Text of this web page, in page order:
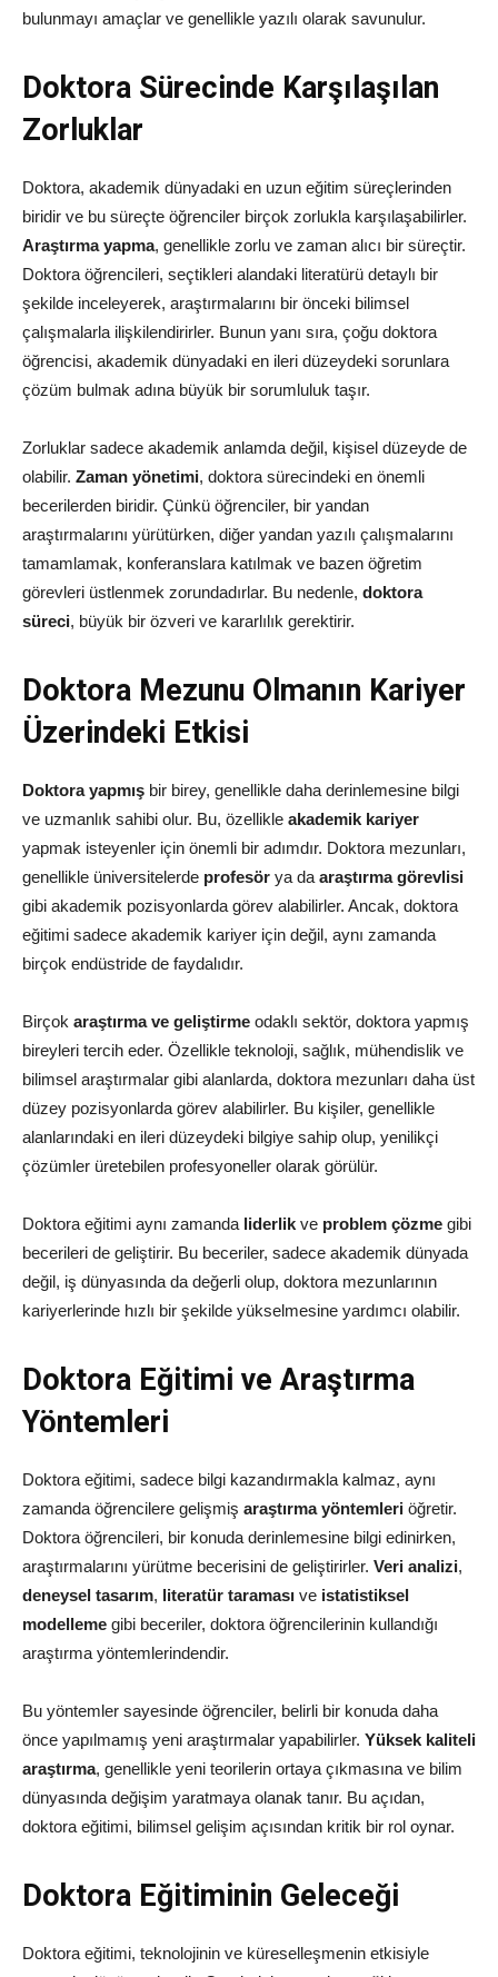
bulunmayı amaçlar ve genellikle yazılı olarak savunulur.
Doktora Sürecinde Karşılaşılan
Zorluklar
Doktora, akademik dünyadaki en uzun eğitim süreçlerinden
biridir ve bu süreçte öğrenciler birçok zorlukla karşılaşabilirler.
Araştırma yapma, genellikle zorlu ve zaman alıcı bir süreçtir.
Doktora öğrencileri, seçtikleri alandaki literatürü detaylı bir
şekilde inceleyerek, araştırmalarını bir önceki bilimsel
çalışmalarla ilişkilendirirler. Bunun yanı sıra, çoğu doktora
öğrencisi, akademik dünyadaki en ileri düzeydeki sorunlara
çözüm bulmak adına büyük bir sorumluluk taşır.
Zorluklar sadece akademik anlamda değil, kişisel düzeyde de
olabilir. Zaman yönetimi, doktora sürecindeki en önemli
becerilerden biridir. Çünkü öğrenciler, bir yandan
araştırmalarını yürütürken, diğer yandan yazılı çalışmalarını
tamamlamak, konferanslara katılmak ve bazen öğretim
görevleri üstlenmek zorundadırlar. Bu nedenle, doktora
süreci, büyük bir özveri ve kararlılık gerektirir.
Doktora Mezunu Olmanın Kariyer
Üzerindeki Etkisi
Doktora yapmış bir birey, genellikle daha derinlemesine bilgi
ve uzmanlık sahibi olur. Bu, özellikle akademik kariyer
yapmak isteyenler için önemli bir adımdır. Doktora mezunları,
genellikle üniversitelerde profesör ya da araştırma görevlisi
gibi akademik pozisyonlarda görev alabilirler. Ancak, doktora
eğitimi sadece akademik kariyer için değil, aynı zamanda
birçok endüstride de faydalıdır.
Birçok araştırma ve geliştirme odaklı sektör, doktora yapmış
bireyleri tercih eder. Özellikle teknoloji, sağlık, mühendislik ve
bilimsel araştırmalar gibi alanlarda, doktora mezunları daha üst
düzey pozisyonlarda görev alabilirler. Bu kişiler, genellikle
alanlarındaki en ileri düzeydeki bilgiye sahip olup, yenilikçi
çözümler üretebilen profesyoneller olarak görülür.
Doktora eğitimi aynı zamanda liderlik ve problem çözme gibi
becerileri de geliştirir. Bu beceriler, sadece akademik dünyada
değil, iş dünyasında da değerli olup, doktora mezunlarının
kariyerlerinde hızlı bir şekilde yükselmesine yardımcı olabilir.
Doktora Eğitimi ve Araştırma
Yöntemleri
Doktora eğitimi, sadece bilgi kazandırmakla kalmaz, aynı
zamanda öğrencilere gelişmiş araştırma yöntemleri öğretir.
Doktora öğrencileri, bir konuda derinlemesine bilgi edinirken,
araştırmalarını yürütme becerisini de geliştirirler. Veri analizi,
deneysel tasarım, literatür taraması ve istatistiksel
modelleme gibi beceriler, doktora öğrencilerinin kullandığı
araştırma yöntemlerindendir.
Bu yöntemler sayesinde öğrenciler, belirli bir konuda daha
önce yapılmamış yeni araştırmalar yapabilirler. Yüksek kaliteli
araştırma, genellikle yeni teorilerin ortaya çıkmasına ve bilim
dünyasında değişim yaratmaya olanak tanır. Bu açıdan,
doktora eğitimi, bilimsel gelişim açısından kritik bir rol oynar.
Doktora Eğitiminin Geleceği
Doktora eğitimi, teknolojinin ve küreselleşmenin etkisiyle